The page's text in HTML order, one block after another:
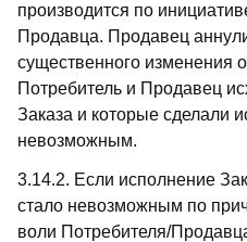
производится по
Продавца. Продавец
существенного изменения
Потребитель и Продавец
Заказа и которые сделали
невозможным.
3.14.2. Если исполнение
стало невозможным по
воли Потребителя/